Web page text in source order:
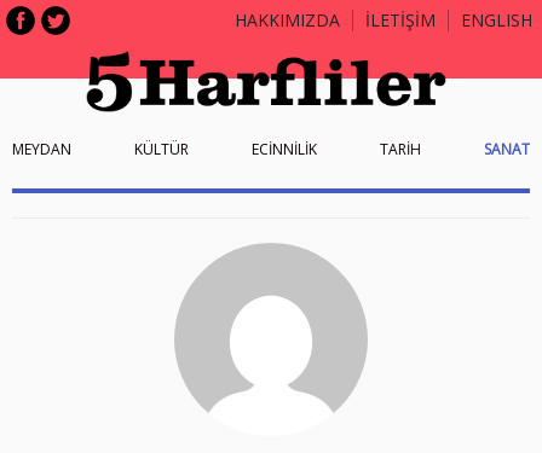
HAKKIMIZDA İLETİŞİM ENGLISH
MEYDAN KÜLTÜR ECİNNİLİK TARİH SANAT